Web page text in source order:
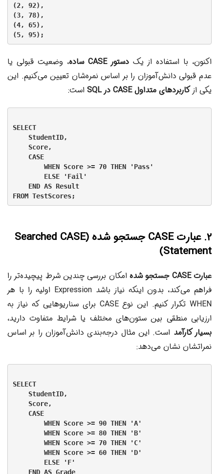
(2, 92),
(3, 78),
(4, 65),
اکنون، با استفاده از یک دستور CASE ساده
، وضعیت قبولی یا
عدم قبولی دانش‌آموزان را بر اساس نمره‌شان تعیین می‌کنیم. این
یکی ازکاربردهای متداول CASE در SQL است:
SELECT
    StudentID,
    Score,
    CASE
        WHEN Score >= 70 THEN 'Pass'
        ELSE 'Fail'
    END AS Result
۲. عبارت CASE جستجو شده (Searched CASE
Statement)
عبارت CASE جستجو شده
امکان بررسی چندین شرط پیچیده‌تر را
فراهم می‌کند، بدون اینکه نیاز باشد Expression اولیه را با هر
WHEN تکرار کنیم. این نوع CASE برای سناریوهایی که نیاز به
ارزیابی منطقی بین ستون‌های مختلف یا شرایط متفاوت دارید،
بسیار کارآمد است. این مثال درجه‌بندی دانش‌آموزان را بر اساس
نمراتشان نشان می‌دهد:
SELECT
    StudentID,
    Score,
    CASE
        WHEN Score >= 90 THEN 'A'
        WHEN Score >= 80 THEN 'B'
        WHEN Score >= 70 THEN 'C'
        WHEN Score >= 60 THEN 'D'
        ELSE 'F'
    END AS Grade